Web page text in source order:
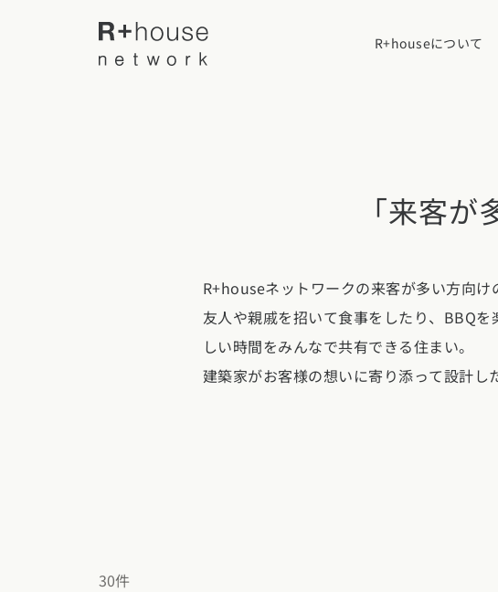
R+houseについて
R+houseについて
デザイン
家づくりの流れ
選べる仕様
北海道・東北エリア
北海道 青森県岩手県宮城県秋田
関東エリア
施工事例
施工事例一覧
平屋
【特集】平屋の注文住宅
「来客
R+houseネットワークの来客が多い方向け
友人や親戚を招いて食事をしたり、BBQ
しい時間をみんなで共有できる住まい。
建築家がお客様の想いに寄り添って設計し
30件